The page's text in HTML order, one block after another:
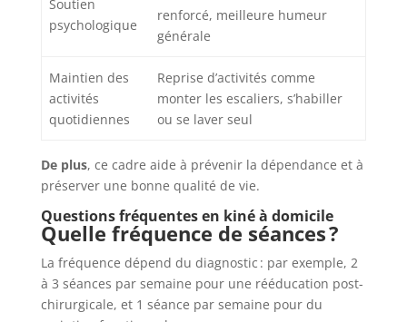
Soutien
psychologique
renforcé, meilleure humeur
générale
Maintien des
activités
quotidiennes
Reprise d’activités comme
monter les escaliers, s’habiller
ou se laver seul
De plus, ce cadre aide à prévenir la dépendance et à
préserver une bonne qualité de vie.
Questions fréquentes en kiné à domicile
Quelle fréquence de séances ?
La fréquence dépend du diagnostic : par exemple, 2
à 3 séances par semaine pour une rééducation post-
chirurgicale, et 1 séance par semaine pour du